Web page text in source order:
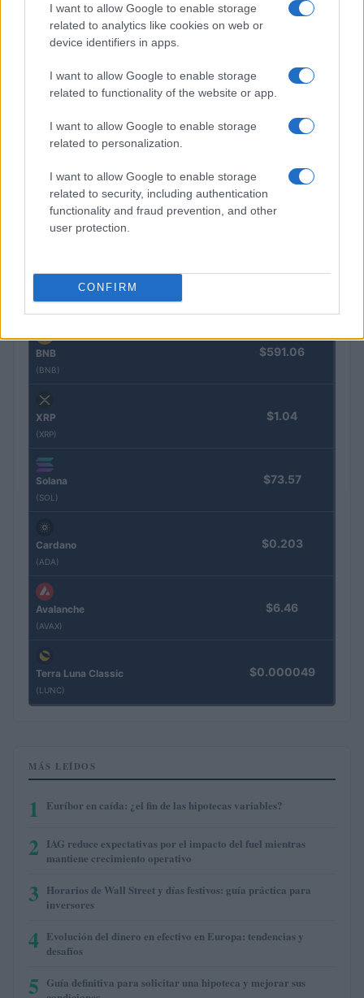
I want to allow Google to enable storage
related to analytics like cookies on web or
device identifiers in apps.
I want to allow Google to enable storage
related to functionality of the website or app.
I want to allow Google to enable storage
related to personalization.
I want to allow Google to enable storage
related to security, including authentication
functionality and fraud prevention, and other
user protection.
CONFIRM
El empresario José Elías analiza el mercado inmobiliario y sus
consecuencias en la jubilación
Marta Ruiz · 5 Ago 2026
COTIZACIONES CRYPTO
Nombre Precio
Bitcoin
Ethereum
(ETH)
BNB
(BNB)
$591.06
XRP
(XRP)
$1.04
Solana
(SOL)
$73.57
Cardano
(ADA)
$0.203
Avalanche
(AVAX)
$6.46
Terra Luna Classic
(LUNC)
$0.000049
MÁS LEÍDOS
1 Euríbor en caída: ¿el fin de las hipotecas variables?
2 IAG reduce expectativas por el impacto del fuel mientras
mantiene crecimiento operativo
3 Horarios de Wall Street y días festivos: guía práctica para
inversores
4 Evolución del dinero en efectivo en Europa: tendencias y
desafíos
5 Guía definitiva para solicitar una hipoteca y mejorar sus